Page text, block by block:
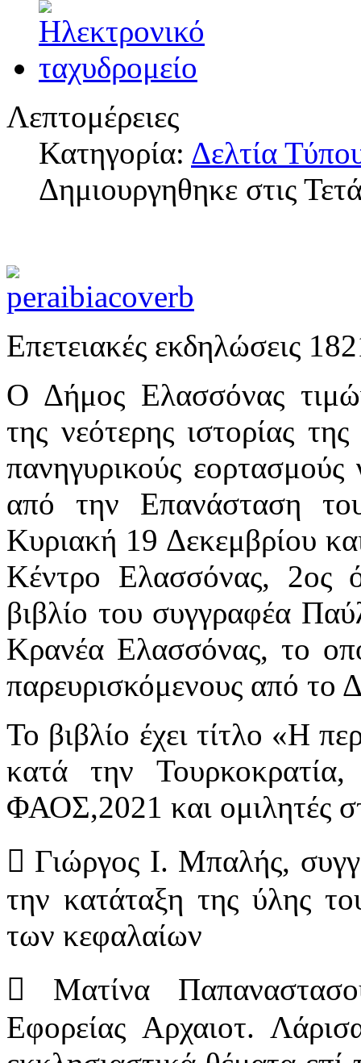
Λεπτομέρειες
Κατηγορία: Δελτία
Δημιουργηθηκε στις
Επετειακές εκδηλώσεις
Ο Δήμος Ελασσόνας
της νεότερης ιστορίας
πανηγυρικούς
από την Επανάσταση
Κυριακή 19 Δεκεμβρίου
Κέντρο Ελασσόνας,
βιβλίο του συγγραφέα
Κρανέα Ελασσόνας, το
παρευρισκόμενους από το
Το βιβλίο έχει τίτλο «Η
κατά την
ΦΑΟΣ,2021 και ομιλητές
 Γιώργος Ι. Μπαλής,
την κατάταξη της ύλης
των κεφαλαίων
 Ματίνα
Εφορείας Αρχαιοτ.